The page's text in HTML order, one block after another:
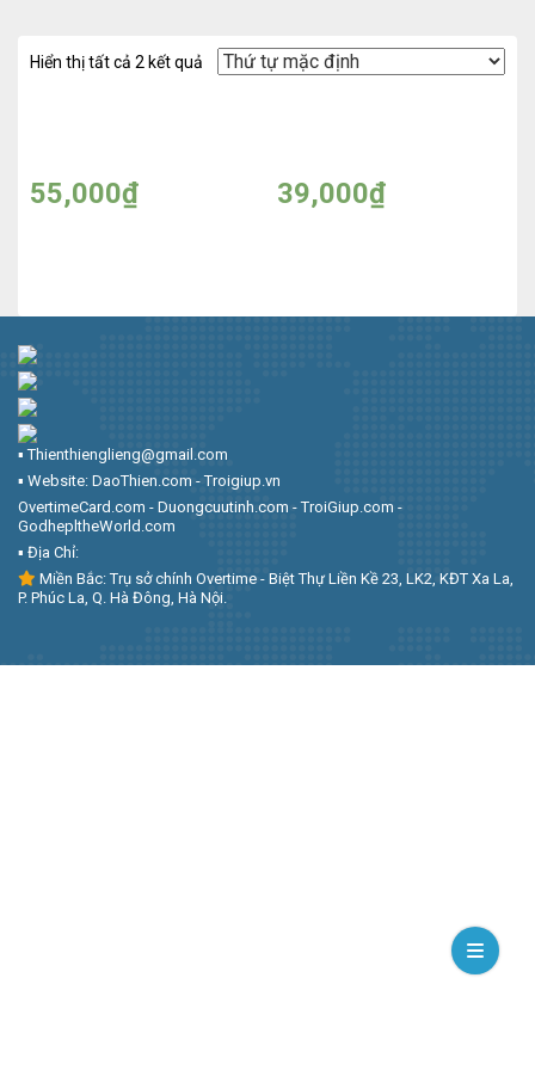
Hiển thị tất cả 2 kết quả
55,000₫ 39,000₫
▪︎ Thienthienglieng@gmail.com
▪︎ Website: DaoThien.com - Troigiup.vn
OvertimeCard.com - Duongcuutinh.com - TroiGiup.com -
GodhepltheWorld.com
▪︎ Địa Chỉ:
Miền Bắc: Trụ sở chính Overtime - Biệt Thự Liền Kề 23, LK2, KĐT Xa La,
P. Phúc La, Q. Hà Đông, Hà Nội.